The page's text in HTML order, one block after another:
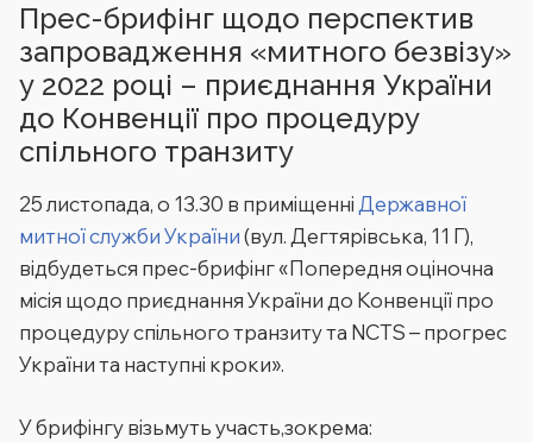
Прес-брифінг щодо перспектив
запровадження «митного безвізу»
у 2022 році – приєднання України
до Конвенції про процедуру
спільного транзиту
25 листопада, о 13.30 в приміщенні Державної
митної служби України(вул. Дегтярівська, 11 Г),
відбудеться прес-брифінг «Попередня оціночна
місія щодо приєднання України до Конвенції про
процедуру спільного транзиту та NCTS – прогрес
України та наступні кроки».
У брифінгу візьмуть участь,зокрема: